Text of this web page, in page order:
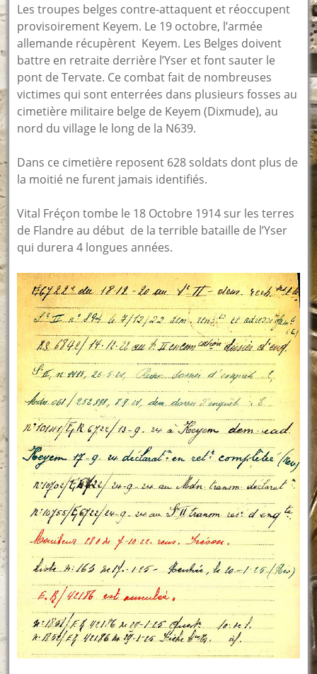
Les troupes belges contre-attaquent et réoccupent
provisoirement Keyem. Le 19 octobre, l’armée
allemande récupèrent Keyem. Les Belges doivent
battre en retraite derrière l’Yser et font sauter le
pont de Tervate. Ce combat fait de nombreuses
victimes qui sont enterrées dans plusieurs fosses au
cimetière militaire belge de Keyem (Dixmude), au
nord du village le long de la N639.
Dans ce cimetière reposent 628 soldats dont plus de
la moitié ne furent jamais identifiés.
Vital Fréçon tombe le 18 Octobre 1914 sur les terres
de Flandre au début de la terrible bataille de l’Yser
qui durera 4 longues années.